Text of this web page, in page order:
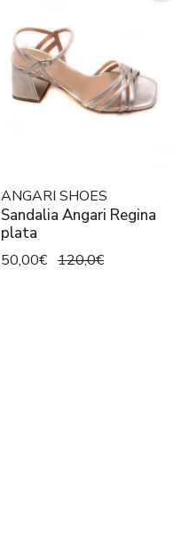
ANGARI SHOES
Sandalia Angari Regina
plata
50,00€ 120,0€